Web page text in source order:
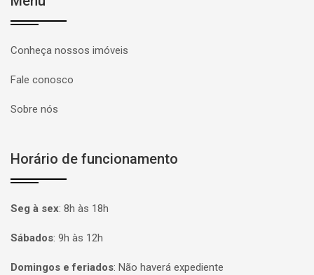
Conheça nossos imóveis
Fale conosco
Sobre nós
Horário de funcionamento
Seg à sex: 8h às 18h
Sábados: 9h às 12h
Domingos e feriados: Não haverá expediente